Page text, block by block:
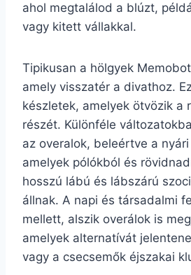
ahol megtalálod a blúzt,
vagy kitett vállakkal.
Tipikusan a hölgyek
amely visszatér a divathoz.
készletek, amelyek ötvözik a
részét. Különféle
az overalok, beleértve a
amelyek pólókból és
hosszú lábú és lábszárú
állnak. A napi és társadalmi
mellett, alszik overálok is
amelyek alternatívát
vagy a csecsemők éjszakai